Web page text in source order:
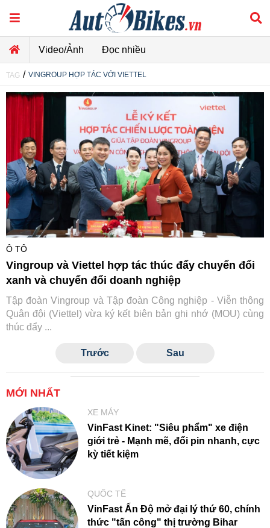
Video/Ảnh Đọc nhiều
TAG / VINGROUP HỢP TÁC VỚI VIETTEL
Ô TÔ
Vingroup và Viettel hợp tác thúc đẩy chuyển đổi
xanh và chuyển đổi doanh nghiệp
Tập đoàn Vingroup và Tập đoàn Công nghiệp - Viễn thông
Quân đội (Viettel) vừa ký kết biên bản ghi nhớ (MOU) cùng
thúc đẩy ...
Trước Sau
MỚI NHẤT
XE MÁY
VinFast Kinet: "Siêu phẩm" xe điện
giới trẻ - Mạnh mẽ, đổi pin nhanh, cực
kỳ tiết kiệm
QUỐC TẾ
VinFast Ấn Độ mở đại lý thứ 60, chính
thức "tấn công" thị trường Bihar